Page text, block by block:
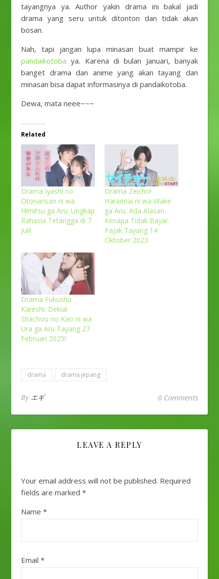
tayangnya ya. Author yakin drama ini bakal jadi
drama yang seru untuk ditonton dan tidak akan
bosan.
Nah, tapi jangan lupa minasan buat mampir ke
pandaikotoba ya. Karena di bulan Januari, banyak
banget drama dan anime yang akan tayang dan
minasan bisa dapat informasinya di pandaikotoba.
Dewa, mata neee~~~
Related
Drama Iyashi no
Otonarisan ni wa
Himitsu ga Aru: Ungkap
Rahasia Tetangga di 7
Juli!
Drama Zeicho!
Haraenai ni wa Wake
ga Aru, Ada Alasan
Kenapa Tidak Bayar
Pajak Tayang 14
Oktober 2023
Drama Fukushu
Kareshi: Dekiai
Shachou no Kao ni wa
Ura ga Aru Tayang 27
Februari 2025!
drama drama jepang
By エギ 0 Comments
LEAVE A REPLY
Your email address will not be published. Required
fields are marked *
Name *
Email *